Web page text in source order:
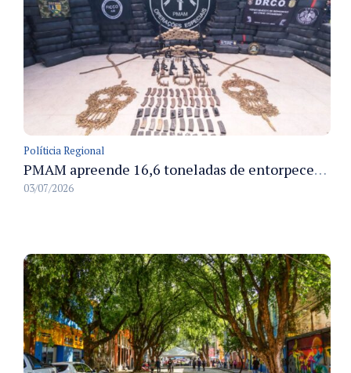
Políticia Regional
PMAM apreende 16,6 toneladas de entorpecentes e registra aumento nas prisões em flagrante e nas capturas de foragidos no primeiro semestre de 2026
03/07/2026